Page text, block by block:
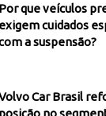
Por que veículos
exigem cuidados
a suspensão?
Car Brasil
posição no